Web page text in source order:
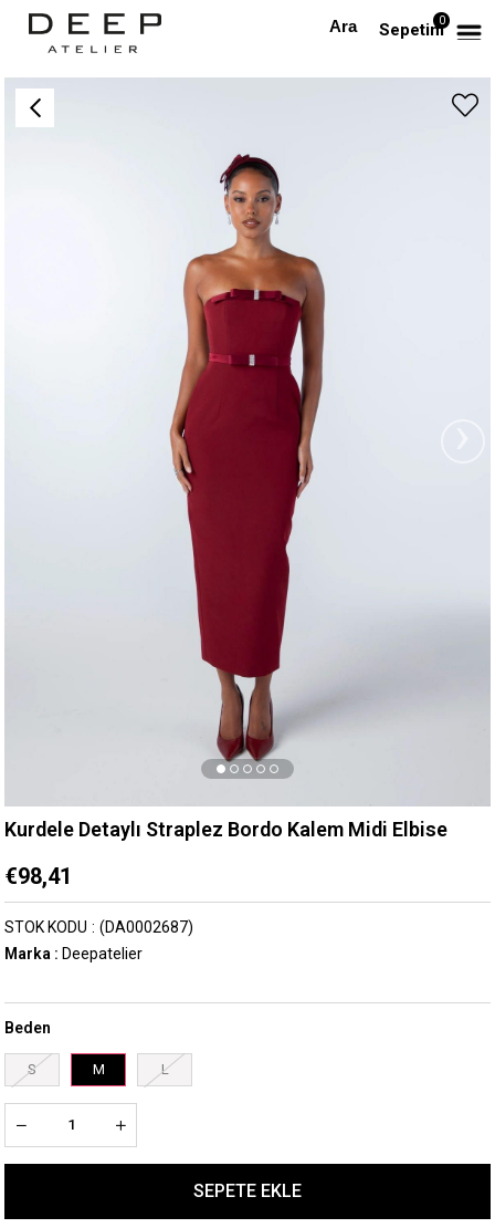
Sepetim0
Anasayfa TÜM ELBİSELER Kurdele Detaylı Straplez Bordo Kalem Midi Elbise
Kurdele Detaylı Straplez Bordo Kalem Midi Elbise
€98,41
(DA0002687)
STOK KODU
Marka : Deepatelier
Beden
S M L